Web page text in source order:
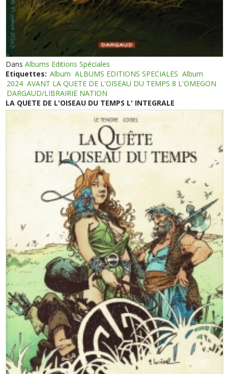
DansAlbums Editions Spéciales
Etiquettes: Album ALBUMS EDITIONS SPECIALES Album
2024 AVANT LA QUETE DE L'OISEAU DU TEMPS 8 L'OMEGON
DARGAUD/LIBRAIRIE NATION
LA QUETE DE L'OISEAU DU TEMPS L' INTEGRALE